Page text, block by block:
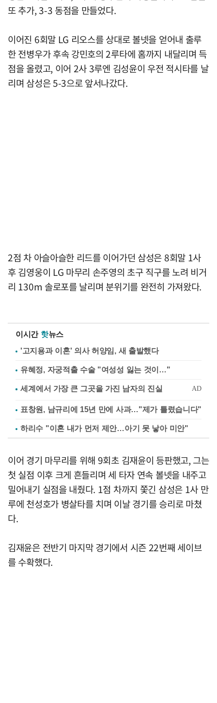
또 추가, 3-3 동점을 만들었다.
이어진 6회말 LG 리오스를 상대로 볼넷을 얻어내 출루
한 전병우가 후속 강민호의 2루타에 홈까지 내달리며 득
점을 올렸고, 이어 2사 3루엔 김성윤이 우전 적시타를 날
리며 삼성은 5-3으로 앞서나갔다.
2점 차 아슬아슬한 리드를 이어가던 삼성은 8회말 1사
후 김영웅이 LG 마무리 손주영의 초구 직구를 노려 비거
리 130m 솔로포를 날리며 분위기를 완전히 가져왔다.
이시간 핫뉴스
'고지용과 이혼' 의사 허양임, 새 출발했다
유혜정, 자궁적출 수술 "여성성 잃는 것이…"
표창원, 남규리에 15년 만에 사과…"제가 틀렸습니다"
하리수 "이혼 내가 먼저 제안…아기 못 낳아 미안"
이어 경기 마무리를 위해 9회초 김재윤이 등판했고, 그는
첫 실점 이후 크게 흔들리며 세 타자 연속 볼넷을 내주고
밀어내기 실점을 내줬다. 1점 차까지 쫓긴 삼성은 1사 만
루에 천성호가 병살타를 치며 이날 경기를 승리로 마쳤
다.
김재윤은 전반기 마지막 경기에서 시즌 22번째 세이브
를 수확했다.